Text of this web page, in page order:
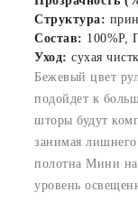
Структура:
Состав: 100%P,
Уход: сухая
Бежевый цвет
подойдет к
шторы будут
занимая
полотна Мини на
уровень